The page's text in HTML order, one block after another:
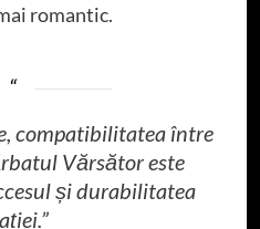
romantic.
compatibilitatea între
Vărsător este
și durabilitatea